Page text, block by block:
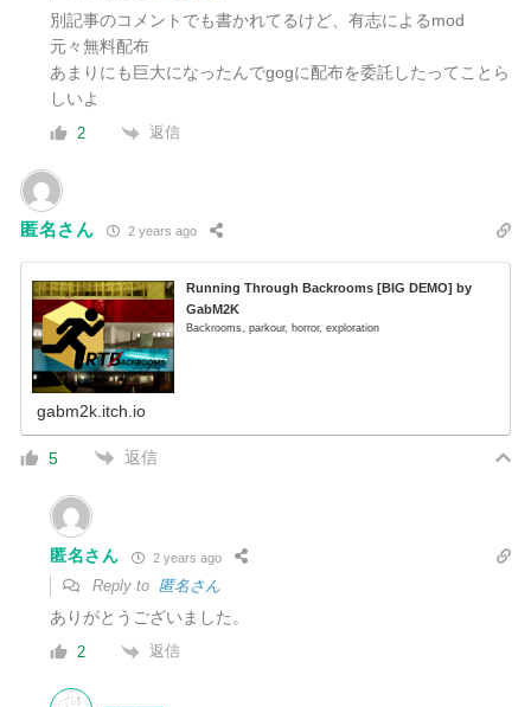
別記事のコメントでも書かれてるけど、有志によるmod
元々無料配布
あまりにも巨大になったんでgogに配布を委託したってことら
しいよ
2 返信
匿名さん 2 years ago
Running Through Backrooms [BIG DEMO] by
GabM2K
Backrooms, parkour, horror, exploration
gabm2k.itch.io
5 返信
匿名さん 2 years ago
Reply to 匿名さん
ありがとうございました。
2 返信